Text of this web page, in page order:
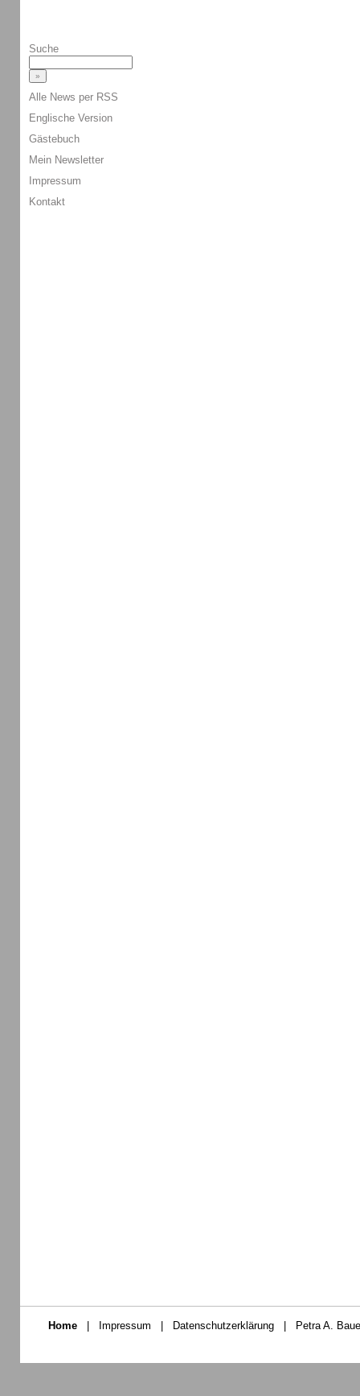
Suche
Alle News per RSS
Englische Version
Gästebuch
Mein Newsletter
Impressum
Kontakt
Home Impressum Datenschutzerklärung Petra A.